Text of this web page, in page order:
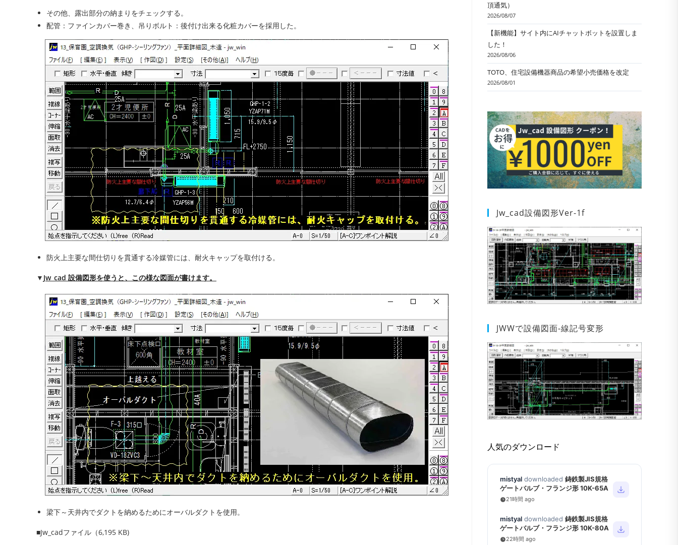
その他、露出部分の納まりをチェックする。
配管：ファインカバー巻き、吊りボルト：後付け出来る化粧カバーを採用した。
防火上主要な間仕切りを貫通する冷媒管には、耐火キャップを取付ける。
▼ Jw_cad 設備図形を使うと、この様な図面が書けます。
梁下～天井内でダクトを納めるためにオーバルダクトを使用。
■Jw_cadファイル（6,195 KB)
頂通気）
2026/08/07
【新機能】サイト内にAIチャットボットを設置しま
した！
2026/08/06
TOTO、住宅設備機器商品の希望小売価格を改定
2026/08/01
Jw_cad設備図形Ver-1f
JWWで設備図面-線記号変形
人気のダウンロード
mistyal downloaded 鋳鉄製JIS規格
ゲートバルブ・フランジ形 10K-65A
21時間 ago
mistyal downloaded 鋳鉄製JIS規格
ゲートバルブ・フランジ形 10K-80A
22時間 ago